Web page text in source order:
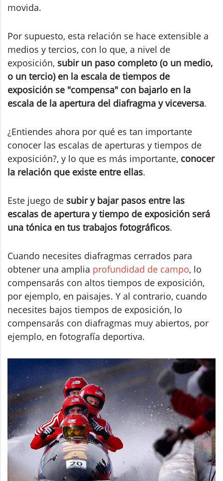
movida.
Por supuesto, esta relación se hace extensible a
medios y tercios, con lo que, a nivel de
exposición, subir un paso completo (o un medio,
o un tercio) en la escala de tiempos de
exposición se "compensa" con bajarlo en la
escala de la apertura del diafragma y viceversa.
¿Entiendes ahora por qué es tan importante
conocer las escalas de aperturas y tiempos de
exposición?, y lo que es más importante, conocer
la relación que existe entre ellas.
Este juego de subir y bajar pasos entre las
escalas de apertura y tiempo de exposición será
una tónica en tus trabajos fotográficos.
Cuando necesites diafragmas cerrados para
obtener una amplia profundidad de campo, lo
compensarás con altos tiempos de exposición,
por ejemplo, en paisajes. Y al contrario, cuando
necesites bajos tiempos de exposición, lo
compensarás con diafragmas muy abiertos, por
ejemplo, en fotografía deportiva.